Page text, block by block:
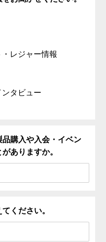
レジャー情報
タビュー
品購入や入会・イベン
ありますか。
ください。